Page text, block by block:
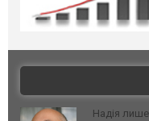
Надія лише